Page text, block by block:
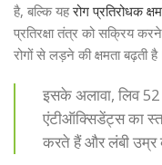
है, बल्कि यहरोग प्रतिरोधक
प्रतिरक्षा तंत्र को सक्रिय
रोगों से लड़ने की क्षमता बढ़ती
इसके अलावा, लिव
एंटीऑक्सिडेंट्स का
करते हैं और लंबी